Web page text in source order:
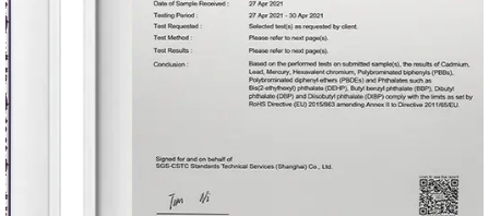
El conector de paso de 5,5 mm sobresale en
métricas de rendimiento cruciales para
aplicaciones automotriz. Mantiene una baja
entrega de energía eficiente y la integridad